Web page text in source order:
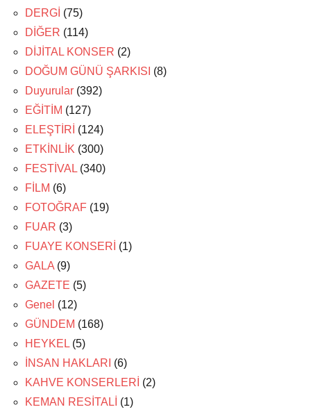
DERGİ (75)
DİĞER (114)
DİJİTAL KONSER (2)
DOĞUM GÜNÜ ŞARKISI (8)
Duyurular (392)
EĞİTİM (127)
ELEŞTİRİ (124)
ETKİNLİK (300)
FESTİVAL (340)
FİLM (6)
FOTOĞRAF (19)
FUAR (3)
FUAYE KONSERİ (1)
GALA (9)
GAZETE (5)
Genel (12)
GÜNDEM (168)
HEYKEL (5)
İNSAN HAKLARI (6)
KAHVE KONSERLERİ (2)
KEMAN RESİTALİ (1)